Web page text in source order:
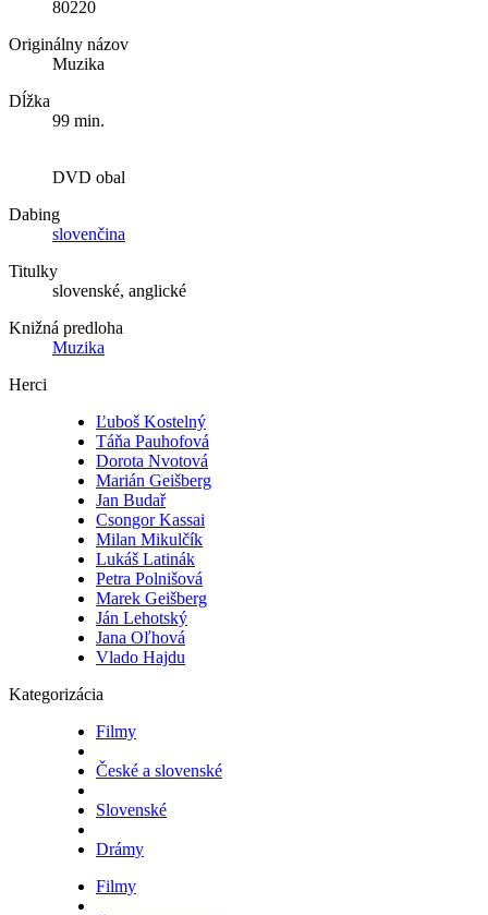
80220
Originálny názov
Muzika
Dĺžka
99 min.
DVD obal
Dabing
slovenčina
Titulky
slovenské, anglické
Knižná predloha
Muzika
Herci
Ľuboš Kostelný
Táňa Pauhofová
Dorota Nvotová
Marián Geišberg
Jan Budař
Csongor Kassai
Milan Mikulčík
Lukáš Latinák
Petra Polnišová
Marek Geišberg
Ján Lehotský
Jana Oľhová
Vlado Hajdu
Kategorizácia
Filmy
České a slovenské
Slovenské
Drámy
Filmy